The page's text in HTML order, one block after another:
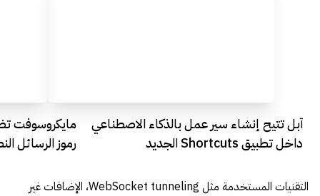
آبل تتيح إنشاء سير عمل بالذكاء الاصطناعي
داخل تطبيق Shortcuts الجديد
مايكروسوفت
رموز الرسائل
التقنيات المستخدمة مثل WebSocket tunneling، الإضافات غير